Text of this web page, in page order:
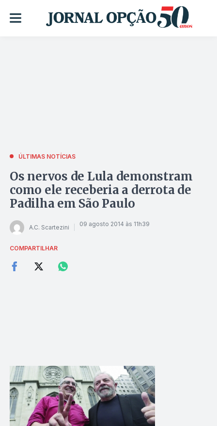
ÚLTIMAS NOTÍCIAS
Os nervos de Lula demonstram
como ele receberia a derrota de
Padilha em São Paulo
A.C. Scartezini 09 agosto 2014 às 11h39
COMPARTILHAR